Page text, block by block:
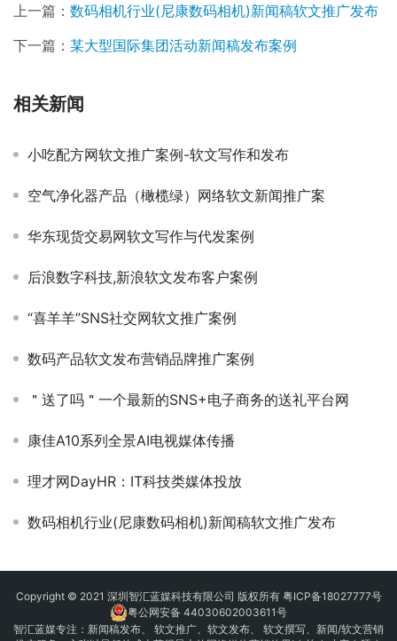
上一篇： 数码相机行业(尼康数码相机)新闻稿软文推广发布
下一篇： 某大型国际集团活动新闻稿发布案例
相关新闻
小吃配方网软文推广案例-软文写作和发布
空气净化器产品（橄榄绿）网络软文新闻推广案
华东现货交易网软文写作与代发案例
后浪数字科技,新浪软文发布客户案例
“喜羊羊”SNS社交网软文推广案例
数码产品软文发布营销品牌推广案例
＂送了吗＂一个最新的SNS+电子商务的送礼平台网
康佳A10系列全景AI电视媒体传播
理才网DayHR：IT科技类媒体投放
数码相机行业(尼康数码相机)新闻稿软文推广发布
Copyright © 2021 深圳智汇蓝媒科技有限公司 版权所有 粤ICP备18027777号
粤公网安备 44030602003611号
智汇蓝媒专注： 新闻稿发布、 软文推广、 软文发布、 软文撰写、新闻/软文营销